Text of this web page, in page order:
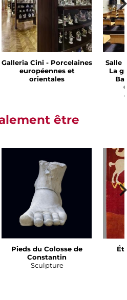
Galleria Cini - Porcelaines
européennes et
orientales
Salle
La
être
Pieds du Colosse de
Constantin
Sculpture